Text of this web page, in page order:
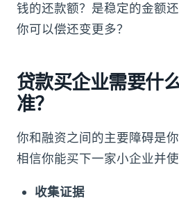
钱的还款额？是稳定的金额
你可以偿还变更多？
贷款买企业需要什
准？
你和融资之间的主要障碍是
相信你能买下一家小企业并使
收集证据